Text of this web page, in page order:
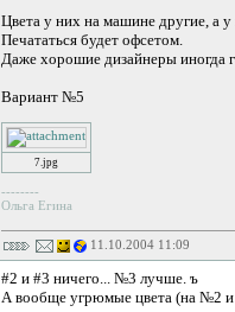
Цвета у них на машине другие, а
Печататься будет офсетом.
Даже хорошие дизайнеры иногда
Вариант №5
7.jpg
--------
Ольга Егина
11.10.2004 11:09
#2 и #3 ничего... №3 лучше. ъ
А вообще угрюмые цвета (на №2